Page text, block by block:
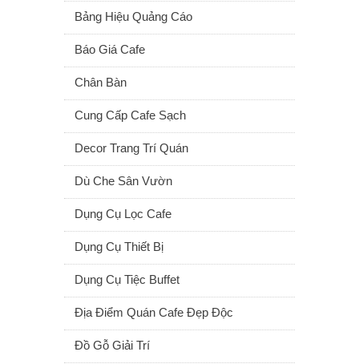
Bảng Hiệu Quảng Cáo
Báo Giá Cafe
Chân Bàn
Cung Cấp Cafe Sạch
Decor Trang Trí Quán
Dù Che Sân Vườn
Dụng Cụ Lọc Cafe
Dụng Cụ Thiết Bị
Dụng Cụ Tiệc Buffet
Địa Điểm Quán Cafe Đẹp Độc
Đồ Gỗ Giải Trí